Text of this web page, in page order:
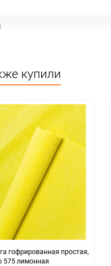
купили
гофрированная простая,
575 лимонная